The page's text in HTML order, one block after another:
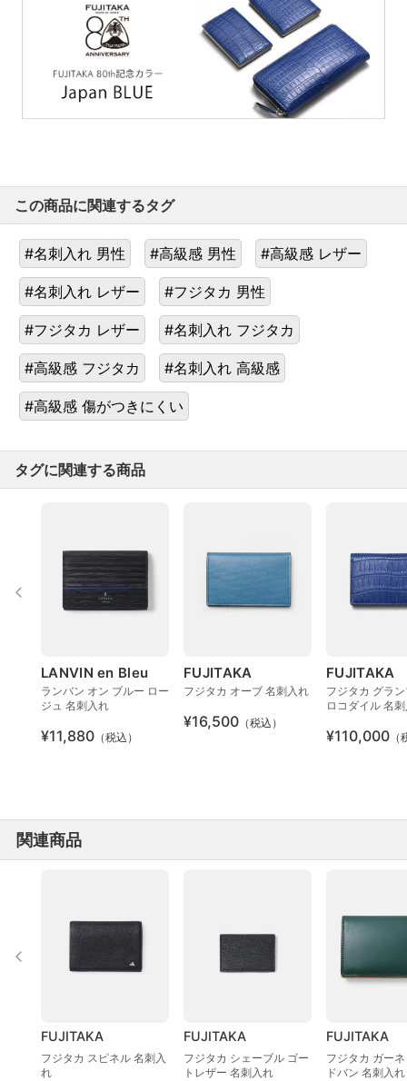
この商品に関連するタグ
#名刺入れ 男性 #高級感 男性 #高級感 レザー
#名刺入れ レザー #フジタカ 男性
#フジタカ レザー #名刺入れ フジタカ
#高級感 フジタカ #名刺入れ 高級感
#高級感 傷がつきにくい
タグに関連する商品
LANVIN en Bleu
ランバン オン ブルー ロー
ジュ 名刺入れ
¥11,880 （税込）
FUJITAKA
フジタカ オーブ 名刺入れ
¥16,500 （税込）
FUJITAKA
フジタカ グラ
ロコダイル 名
¥110,000
関連商品
FUJITAKA
フジタカ スピネル 名刺入
れ
FUJITAKA
フジタカ シェーブル ゴー
トレザー 名刺入れ
FUJITAKA
フジタカ ガー
ドバン 名刺入れ